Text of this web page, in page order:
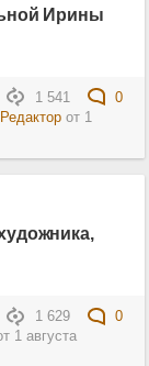
Ирины
1 541
0
Редакторот 1
1 629
0
1 августа